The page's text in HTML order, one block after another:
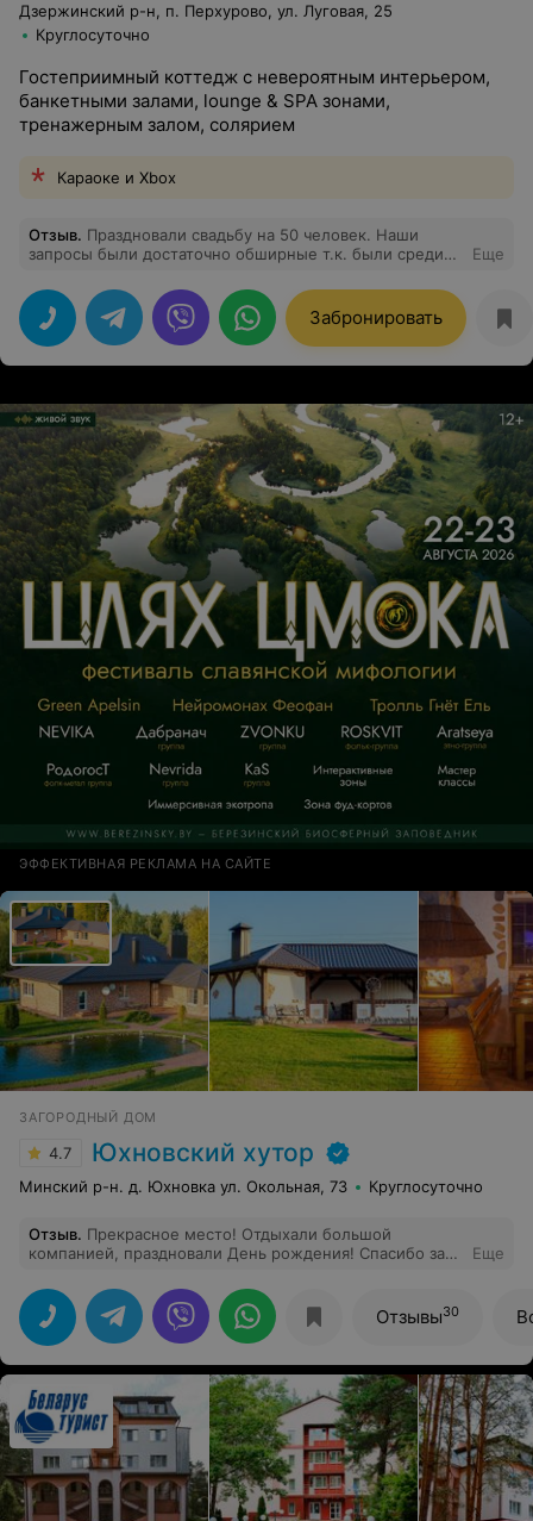
Дзержинский р-н, п. Перхурово, ул. Луговая, 25
Круглосуточно
Гостеприимный коттедж с невероятным интерьером,
банкетными залами, lounge & SPA зонами,
тренажерным залом, солярием
Караоке и Xbox
Отзыв. Праздновали свадьбу на 50 человек. Наши
запросы были достаточно обширные т.к. были среди
направления. В усадьбе vice-house в этом отношении
есть все!!! Большая прилегающая территория это
большой плюс если у вас большое мероприятие
(многие усадьбы как правило компактные), где можно
не только найти занятия детям, а так же зона отдыха и
следующий день мы взяли в аренду баню и бассейн
это тоже хороший плюс. Все гости остались довольны.
Спасибо усадьбе vice-house за гостеприимство и
трепетное отношение к клиентам. Место куда хочется
вернуться!
Еще
Забронировать
ЭФФЕКТИВНАЯ РЕКЛАМА НА САЙТЕ
ЗАГОРОДНЫЙ ДОМ
4.7 Юхновский хутор
Минский р-н. д. Юхновка ул. Окольная, 73 Круглосуточно
Отзыв. Прекрасное место! Отдыхали большой
компанией, праздновали День рождения! Спасибо за
вкусная)
Еще
Отзывы30